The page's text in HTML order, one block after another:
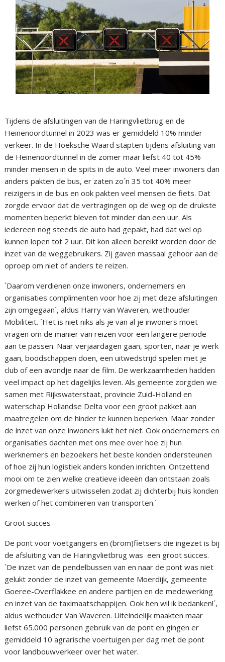
Tijdens de afsluitingen van de Haringvlietbrug en de
Heinenoordtunnel in 2023 was er gemiddeld 10% minder
verkeer. In de Hoeksche Waard stapten tijdens afsluiting van
de Heinenoordtunnel in de zomer maar liefst 40 tot 45%
minder mensen in de spits in de auto. Veel meer inwoners dan
anders pakten de bus, er zaten zo´n 35 tot 40% meer
reizigers in de bus en ook pakten veel mensen de fiets. Dat
zorgde ervoor dat de vertragingen op de weg op de drukste
momenten beperkt bleven tot minder dan een uur. Als
iedereen nog steeds de auto had gepakt, had dat wel op
kunnen lopen tot 2 uur. Dit kon alleen bereikt worden door de
inzet van de weggebruikers. Zij gaven massaal gehoor aan de
oproep om niet of anders te reizen.
`Daarom verdienen onze inwoners, ondernemers en
organisaties complimenten voor hoe zij met deze afsluitingen
zijn omgegaan´, aldus Harry van Waveren, wethouder
Mobiliteit. `Het is niet niks als je van al je inwoners moet
vragen om de manier van reizen voor een langere periode
aan te passen. Naar verjaardagen gaan, sporten, naar je werk
gaan, boodschappen doen, een uitwedstrijd spelen met je
club of een avondje naar de film. De werkzaamheden hadden
veel impact op het dagelijks leven. Als gemeente zorgden we
samen met Rijkswaterstaat, provincie Zuid-Holland en
waterschap Hollandse Delta voor een groot pakket aan
maatregelen om de hinder te kunnen beperken. Maar zonder
de inzet van onze inwoners lukt het niet. Ook ondernemers en
organisaties dachten met ons mee over hoe zij hun
werknemers en bezoekers het beste konden ondersteunen
of hoe zij hun logistiek anders konden inrichten. Ontzettend
mooi om te zien welke creatieve ideeën dan ontstaan zoals
zorgmedewerkers uitwisselen zodat zij dichterbij huis konden
werken of het combineren van transporten.´
Groot succes
De pont voor voetgangers en (brom)fietsers die ingezet is bij
de afsluiting van de Haringvlietbrug was een groot succes.
`De inzet van de pendelbussen van en naar de pont was niet
gelukt zonder de inzet van gemeente Moerdijk, gemeente
Goeree-Overflakkee en andere partijen en de medewerking
en inzet van de taximaatschappijen. Ook hen wil ik bedanken!´,
aldus wethouder Van Waveren. Uiteindelijk maakten maar
liefst 65.000 personen gebruik van de pont en gingen er
gemiddeld 10 agrarische voertuigen per dag met de pont
voor landbouwverkeer over het water.